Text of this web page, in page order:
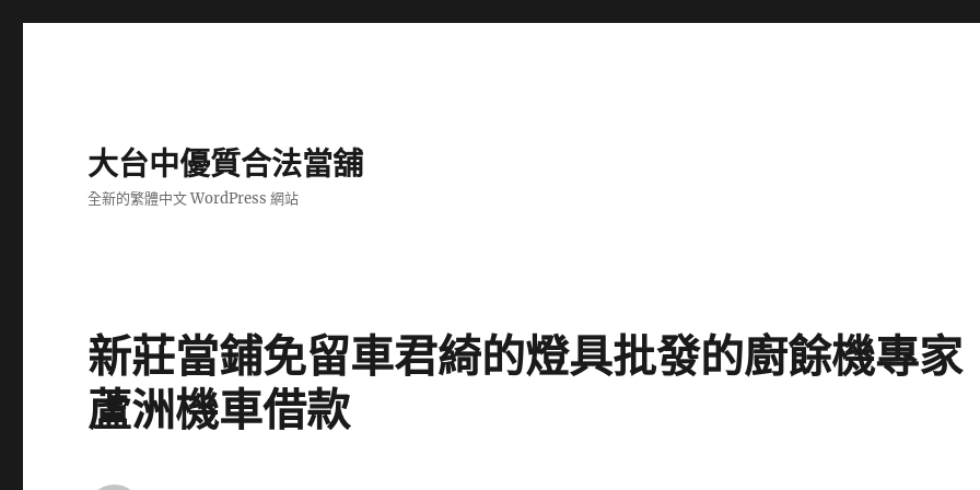
大台中優質合法當舖
全新的繁體中文 WordPress 網站
新莊當鋪免留車君綺的燈具批發的廚餘機專家
蘆洲機車借款